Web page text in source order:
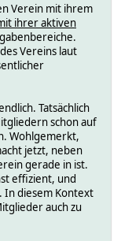
Verein mit ihrem
ihrer aktiven
Vereins laut
Tatsächlich
schon auf
Wohlgemerkt,
jetzt, neben
gerade in ist.
effizient, und
In diesem Kontext
auch zu